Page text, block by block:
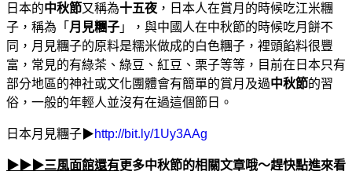
日本的中秋節又稱為十五夜 ，日本人在賞月的時候吃江米糰
子，稱為「 月見糰子 」，與中國人在中秋節的時候吃月餅不
同，月見糰子的原料是糯米做成的白色糰子，裡頭餡料很豐
富，常見的有綠茶、綠豆、紅豆、栗子等等，目前在日本只有
部分地區的神社或文化團體會有簡單的賞月及過中秋節的習
俗，一般的年輕人並沒有在過這個節日。
日本月見糰子▶http://bit.ly/1Uy3AAg
▶ ▶ ▶三風面館還有更多中秋節的相關文章哦～趕快點進來看